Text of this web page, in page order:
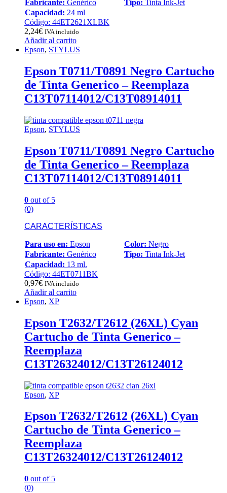
Fabricante: Genérico Tipo: Tinta Ink-Jet
Capacidad: 24 ml
Código: 44ET2621XLBK
2,24€ IVA incluido
Añadir al carrito
Epson, STYLUS
Epson T0711/T0891 Negro Cartucho
de Tinta Generico – Reemplaza
C13T07114012/C13T08914011
Epson, STYLUS
Epson T0711/T0891 Negro Cartucho
de Tinta Generico – Reemplaza
C13T07114012/C13T08914011
0 out of 5
(0)
CARACTERÍSTICAS
Para uso en: Epson Color: Negro
Fabricante: Genérico Tipo: Tinta Ink-Jet
Capacidad: 13 ml.
Código: 44ET0711BK
0,97€ IVA incluido
Añadir al carrito
Epson, XP
Epson T2632/T2612 (26XL) Cyan
Cartucho de Tinta Generico –
Reemplaza
C13T26324012/C13T26124012
Epson, XP
Epson T2632/T2612 (26XL) Cyan
Cartucho de Tinta Generico –
Reemplaza
C13T26324012/C13T26124012
0 out of 5
(0)